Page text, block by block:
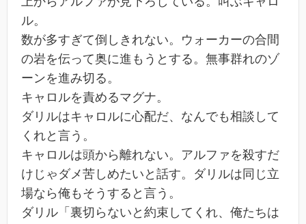
ル。
数が多すぎて倒しきれない。ウォーカーの合間
の岩を伝って奥に進もうとする。無事群れのゾ
ーンを進み切る。
キャロルを責めるマグナ。
ダリルはキャロルに心配だ、なんでも相談して
くれと言う。
キャロルは頭から離れない。アルファを殺すだ
けじゃダメ苦しめたいと話す。ダリルは同じ立
場なら俺もそうすると言う。
ダリル「裏切らないと約束してくれ、俺たちは